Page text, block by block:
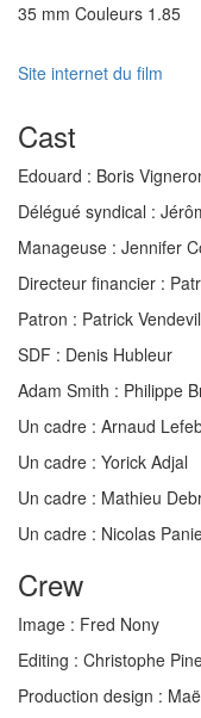
35 mm Couleurs 1.85
Site internet du film
Cast
Edouard : Boris
Délégué syndical :
Manageuse : Jennifer
Directeur financier :
Patron : Patrick
SDF : Denis Hubleur
Adam Smith : Philippe
Un cadre : Arnaud
Un cadre : Yorick Adjal
Un cadre : Mathieu
Un cadre : Nicolas
Crew
Image : Fred Nony
Editing : Christophe
Production design :